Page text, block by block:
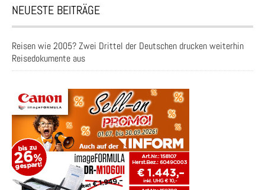
NEUESTE BEITRÄGE
Reisen wie 2005? Zwei Drittel der Deutschen drucken weiterhin
Reisedokumente aus